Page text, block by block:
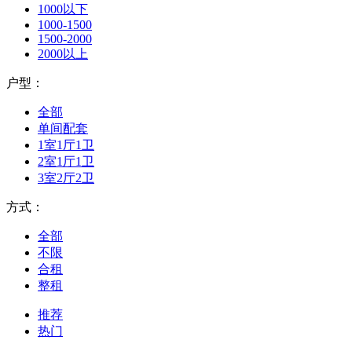
1000以下
1000-1500
1500-2000
2000以上
户型：
全部
单间配套
1室1厅1卫
2室1厅1卫
3室2厅2卫
方式：
全部
不限
合租
整租
推荐
热门